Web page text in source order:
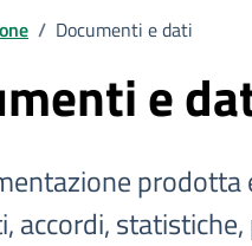
/ Documenti e dati
e
accordi,